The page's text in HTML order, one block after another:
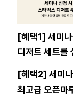
[혜택1] 세미
디저트 세트를
[혜택2] 세미
최고급 오픈마